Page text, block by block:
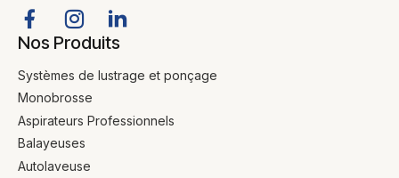
Nos Produits
Systèmes de lustrage et ponçage
Monobrosse
Aspirateurs Professionnels
Balayeuses
Autolaveuse